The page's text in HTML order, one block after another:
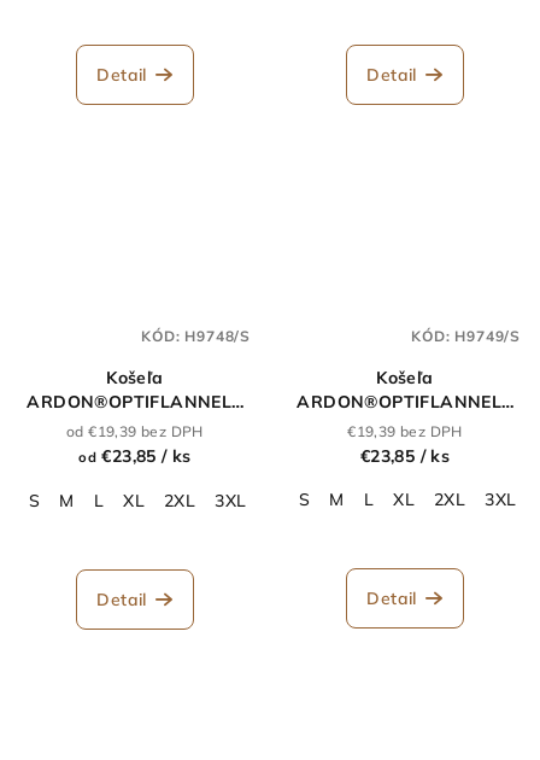
Detail Detail
Košeľa
ARDON®OPTIFLANNELS
modrá
od €19,39 bez DPH
od €23,85/ ks
S M L XL 2XL 3XL
Detail
KÓD: H9748/S
Košeľa
ARDON®OPTIFLANNELS
sivá
€19,39 bez DPH
€23,85 / ks
S
M L XL 2XL 3XL
Detail
KÓD: H9749/S